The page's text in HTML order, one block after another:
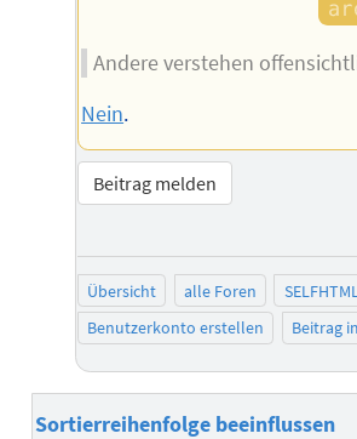
Andere verstehen
Nein.
Beitrag melden
Übersicht alle Foren
Benutzerkonto erstellen
Beitrag
Sortierreihenfolge beeinflussen